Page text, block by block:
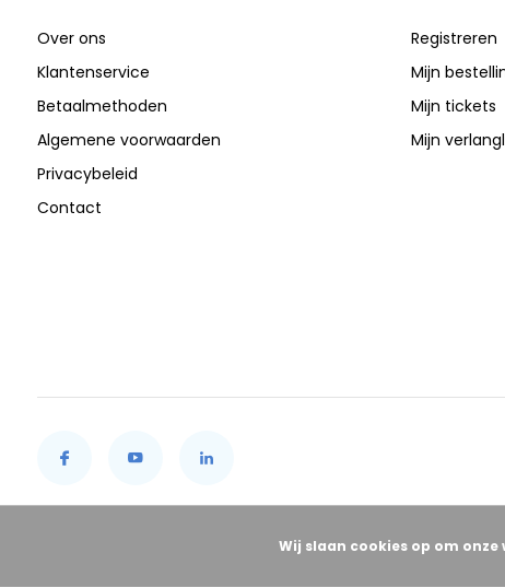
Over ons
Klantenservice
Betaalmethoden
Algemene voorwaarden
Privacybeleid
Contact
Registreren
Mijn
Mijn tickets
Mijn
Wij slaan cookies op om